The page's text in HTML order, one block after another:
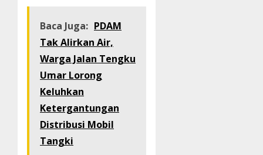
Baca Juga: PDAM
Tak Alirkan Air,
Warga Jalan Tengku
Umar Lorong
Keluhkan
Ketergantungan
Distribusi Mobil
Tangki